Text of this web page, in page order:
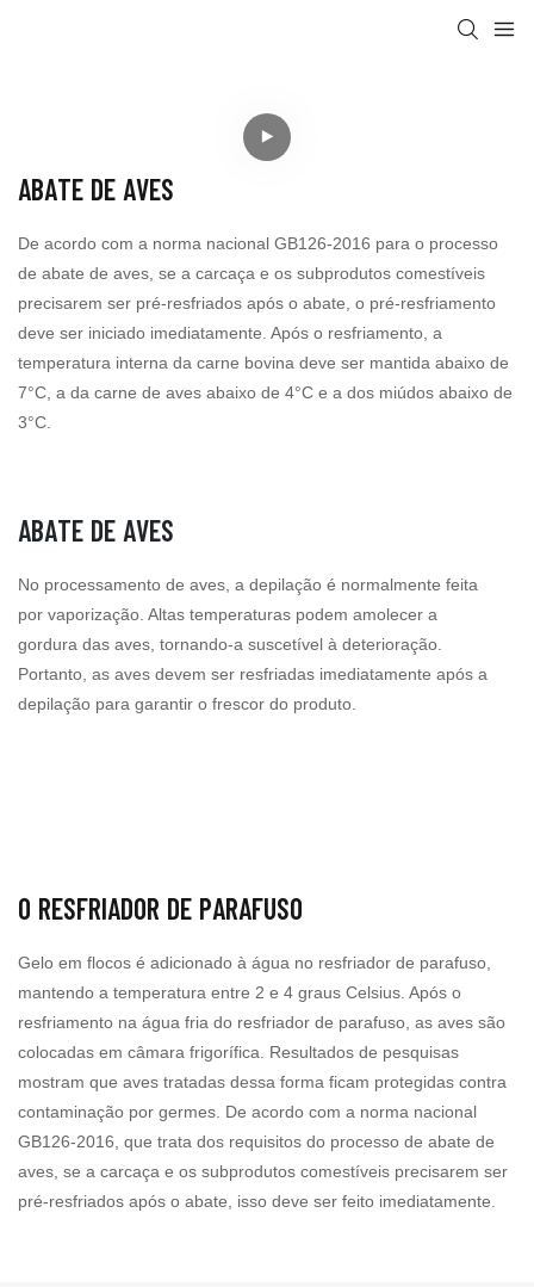
ABATE DE AVES
De acordo com a norma nacional GB126-2016 para o processo
de abate de aves, se a carcaça e os subprodutos comestíveis
precisarem ser pré-resfriados após o abate, o pré-resfriamento
deve ser iniciado imediatamente. Após o resfriamento, a
temperatura interna da carne bovina deve ser mantida abaixo de
7°C, a da carne de aves abaixo de 4°C e a dos miúdos abaixo de
3°C.
ABATE DE AVES
No processamento de aves, a depilação é normalmente feita
por vaporização. Altas temperaturas podem amolecer a
gordura das aves, tornando-a suscetível à deterioração.
Portanto, as aves devem ser resfriadas imediatamente após a
depilação para garantir o frescor do produto.
O RESFRIADOR DE PARAFUSO
Gelo em flocos é adicionado à água no resfriador de parafuso,
mantendo a temperatura entre 2 e 4 graus Celsius. Após o
resfriamento na água fria do resfriador de parafuso, as aves são
colocadas em câmara frigorífica. Resultados de pesquisas
mostram que aves tratadas dessa forma ficam protegidas contra
contaminação por germes. De acordo com a norma nacional
GB126-2016, que trata dos requisitos do processo de abate de
aves, se a carcaça e os subprodutos comestíveis precisarem ser
pré-resfriados após o abate, isso deve ser feito imediatamente.